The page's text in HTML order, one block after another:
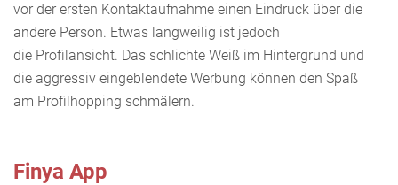
vor der ersten Kontaktaufnahme einen Eindruck über die
andere Person. Etwas langweilig ist jedoch
die Profilansicht. Das schlichte Weiß im Hintergrund und
die aggressiv eingeblendete Werbung können den Spaß
am Profilhopping schmälern.
Finya App